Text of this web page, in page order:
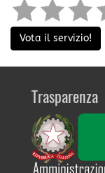
Vota il servizio!
Trasparenza